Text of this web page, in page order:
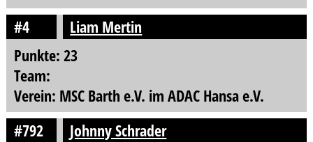
#4
Liam Mertin
Punkte: 23
Team:
Verein: MSC Barth e.V. im ADAC Hansa e.V.
#792
Johnny Schrader